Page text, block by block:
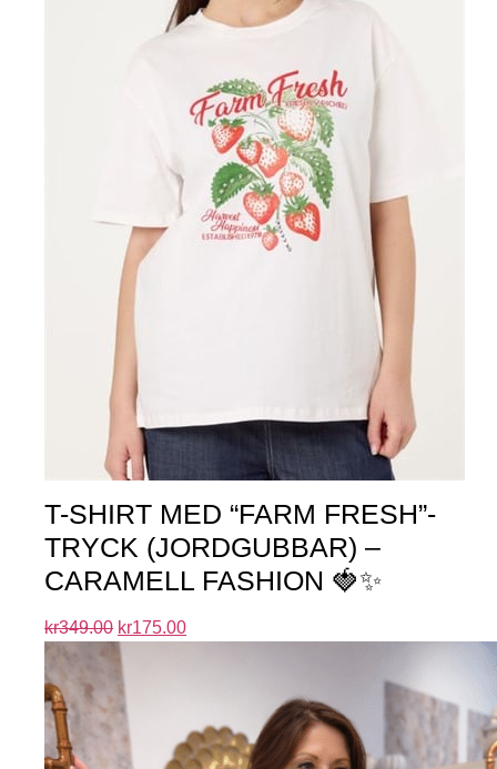
T-SHIRT MED “FARM FRESH”-
TRYCK (JORDGUBBAR) –
CARAMELL FASHION 🍓✨
kr349.00 kr175.00